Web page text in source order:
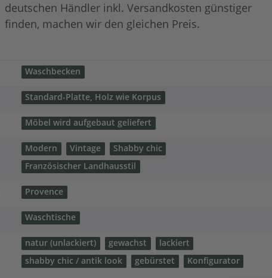
deutschen Händler inkl. Versandkosten günstiger
finden, machen wir den gleichen Preis.
Waschbecken
Standard-Platte, Holz wie Korpus
Möbel wird aufgebaut geliefert
Modern Vintage
Shabby chic
Französischer Landhausstil
Provence
Waschtische
natur (unlackiert) gewachst
lackiert
shabby chic / antik look
gebürstet Konfigurator